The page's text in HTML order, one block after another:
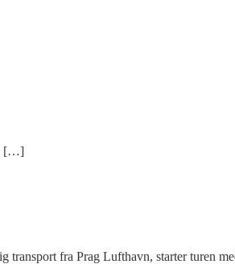
[…]
fra Prag Lufthavn, starter turen